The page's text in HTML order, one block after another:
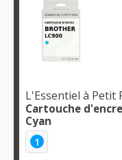
L'Essentiel à Petit
Cartouche
Cyan
1